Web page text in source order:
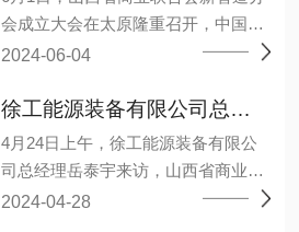
会成立大会在太原隆重召开，中国煤
炭工业协会原副会长王广德、省工商
关院校、研究机构、能源装备上下游
企业和会员单位约1000余人参加了大
会。 会议选举温作洧为会长，许其军
2024-06-04
徐工能源装备有限公司总经理岳泰宇一行莅临山西省商业联合会
4月24日上午，徐工能源装备有限公
司总经理岳泰宇来访，山西省商业联
合会会长李中城接见并举行会谈，会
2024-04-28